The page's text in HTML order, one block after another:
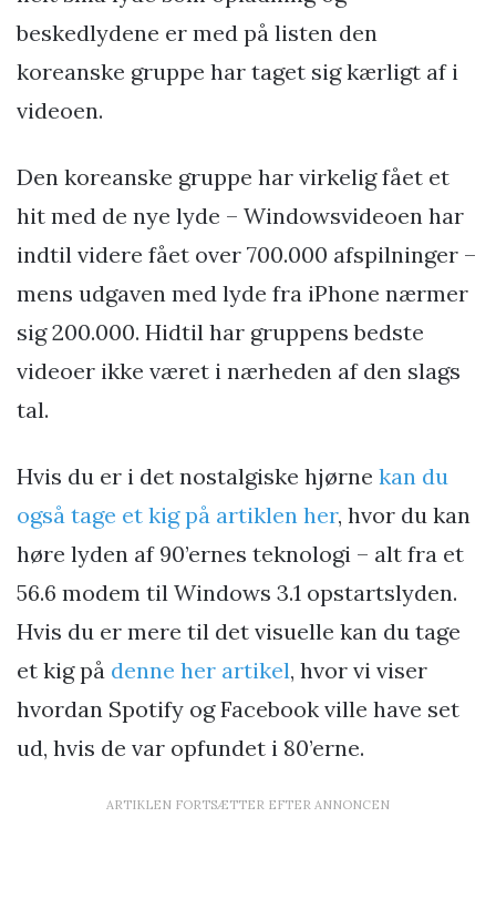
beskedlydene er med på listen den
koreanske gruppe har taget sig kærligt af i
videoen.
Den koreanske gruppe har virkelig fået et
hit med de nye lyde – Windowsvideoen har
indtil videre fået over 700.000 afspilninger –
mens udgaven med lyde fra iPhone nærmer
sig 200.000. Hidtil har gruppens bedste
videoer ikke været i nærheden af den slags
tal.
Hvis du er i det nostalgiske hjørne kan du
også tage et kig på artiklen her, hvor du kan
høre lyden af 90’ernes teknologi – alt fra et
56.6 modem til Windows 3.1 opstartslyden.
Hvis du er mere til det visuelle kan du tage
et kig på denne her artikel, hvor vi viser
hvordan Spotify og Facebook ville have set
ud, hvis de var opfundet i 80’erne.
ARTIKLEN FORTSÆTTER EFTER ANNONCEN